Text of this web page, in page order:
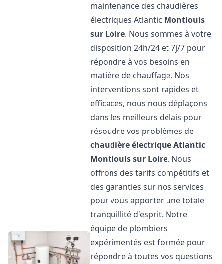
maintenance des chaudières
électriques Atlantic Montlouis
sur Loire. Nous sommes à votre
disposition 24h/24 et 7j/7 pour
répondre à vos besoins en
matière de chauffage. Nos
interventions sont rapides et
efficaces, nous nous déplaçons
dans les meilleurs délais pour
résoudre vos problèmes de
chaudière électrique Atlantic
Montlouis sur Loire. Nous
offrons des tarifs compétitifs et
des garanties sur nos services
pour vous apporter une totale
tranquillité d'esprit. Notre
équipe de plombiers
expérimentés est formée pour
répondre à toutes vos questions